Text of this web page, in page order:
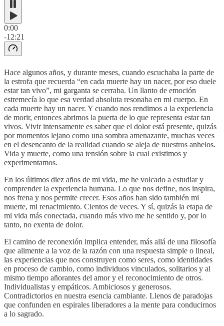
0:00
-12:21
Hace algunos años, y durante meses, cuando escuchaba la parte de
la estrofa que recuerda “en cada muerte hay un nacer, por eso duele
estar tan vivo”, mi garganta se cerraba. Un llanto de emoción
estremecía lo que esa verdad absoluta resonaba en mi cuerpo. En
cada muerte hay un nacer. Y cuando nos rendimos a la experiencia
de morir, entonces abrimos la puerta de lo que representa estar tan
vivos. Vivir intensamente es saber que el dolor está presente, quizás
por momentos lejano como una sombra amenazante, muchas veces
en el desencanto de la realidad cuando se aleja de nuestros anhelos.
Vida y muerte, como una tensión sobre la cual existimos y
experimentamos.
En los últimos diez años de mi vida, me he volcado a estudiar y
comprender la experiencia humana. Lo que nos define, nos inspira,
nos frena y nos permite crecer. Esos años han sido también mi
muerte, mi renacimiento. Cientos de veces. Y sí, quizás la etapa de
mi vida más conectada, cuando más vivo me he sentido y, por lo
tanto, no exenta de dolor.
El camino de reconexión implica entender, más allá de una filosofía
que alimente a la voz de la razón con una respuesta simple o lineal,
las experiencias que nos construyen como seres, como identidades
en proceso de cambio, como individuos vinculados, solitarios y al
mismo tiempo añorantes del amor y el reconocimiento de otros.
Individualistas y empáticos. Ambiciosos y generosos.
Contradictorios en nuestra esencia cambiante. Llenos de paradojas
que confunden en espirales liberadores a la mente para conducirnos
a lo sagrado.